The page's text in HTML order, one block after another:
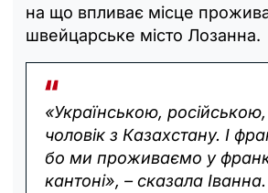
на що впливає місце
швейцарське місто Лозанна.
«Українською,
чоловік з Казахстану. І
бо ми проживаємо у
кантоні», – сказала Іванна.